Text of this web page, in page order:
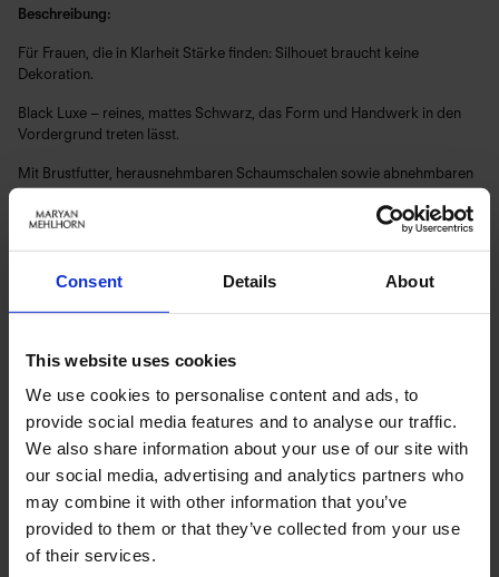
Consent Details About
This website uses cookies
We use cookies to personalise content and ads, to
provide social media features and to analyse our traffic.
We also share information about your use of our site with
our social media, advertising and analytics partners who
may combine it with other information that you’ve
provided to them or that they’ve collected from your use
of their services.
Beschreibung:
Für Frauen, die in Klarheit Stärke finden: Silhouet braucht keine
Dekoration.
Black Luxe – reines, mattes Schwarz, das Form und Handwerk in den
Vordergrund treten lässt.
Mit Brustfutter, herausnehmbaren Schaumschalen sowie abnehmbaren
Anpassungsmöglichkeiten.
Material & Pflege:
Material:
Innenfutter: 73% Polyamid,27% Elasthan
Care Symbols:
PRODUKTDETAILS